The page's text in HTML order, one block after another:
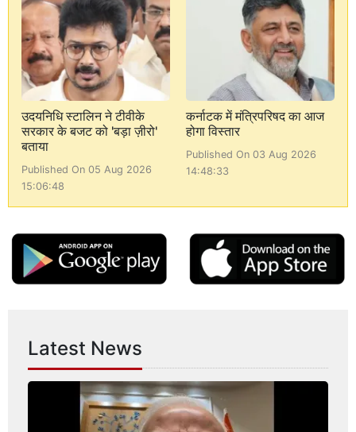
उदयनिधि स्टालिन ने टीवीके
सरकार के बजट को 'बड़ा ज़ीरो'
बताया
Published On 05 Aug 2026
15:06:48
कर्नाटक में मंत्रिपरिषद का आज
होगा विस्तार
Published On 03 Aug 2026
14:48:33
Latest News